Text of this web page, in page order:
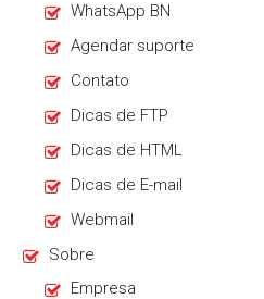
WhatsApp BN
Agendar suporte
Contato
Dicas de FTP
Dicas de HTML
Dicas de E-mail
Webmail
Sobre
Empresa